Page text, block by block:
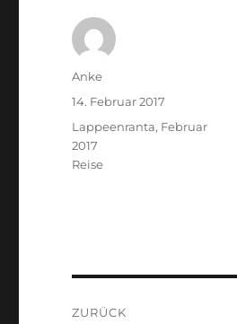
Autor
Anke
Veröffentlicht
14. Februar 2017
Stay
Lappeenranta, Februar
2017
Kategorien
Reise
ZURÜCK